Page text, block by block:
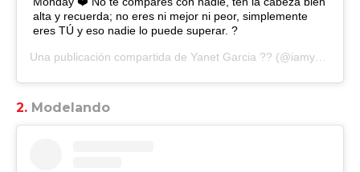
alta y recuerda; no eres ni mejor ni peor, simplemente
eres TÚ y eso nadie lo puede superar. ?
Una publicación compartida de Yanet Garcia ?? (@iamyanetgarcia) el
2. Modelando